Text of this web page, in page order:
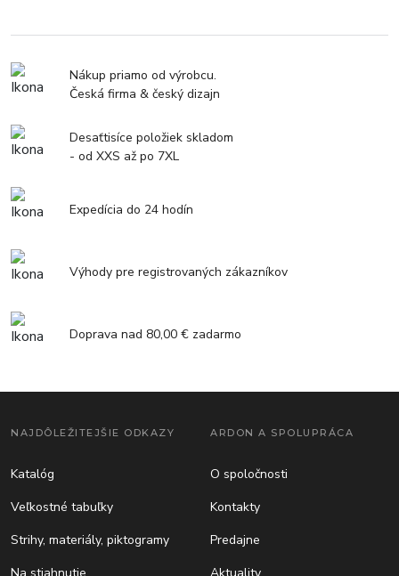
Nákup priamo od výrobcu.
Česká firma & český dizajn
Desaťtisíce položiek skladom
- od XXS až po 7XL
Expedícia do 24 hodín
Výhody pre registrovaných zákazníkov
Doprava nad 80,00 € zadarmo
NAJDÔLEŽITEJŠIE ODKAZY
Katalóg
Veľkostné tabuľky
Strihy, materiály, piktogramy
ARDON A SPOLUPRÁCA
O spoločnosti
Kontakty
Predajne